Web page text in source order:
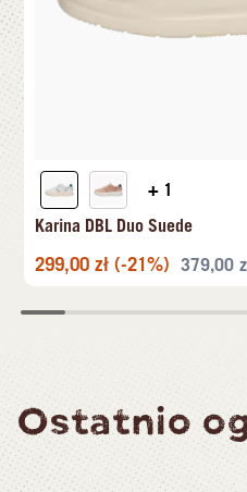
+ 1
Karina DBL Duo Suede
299,00 zł (-21%) 379,00
Ostatnio